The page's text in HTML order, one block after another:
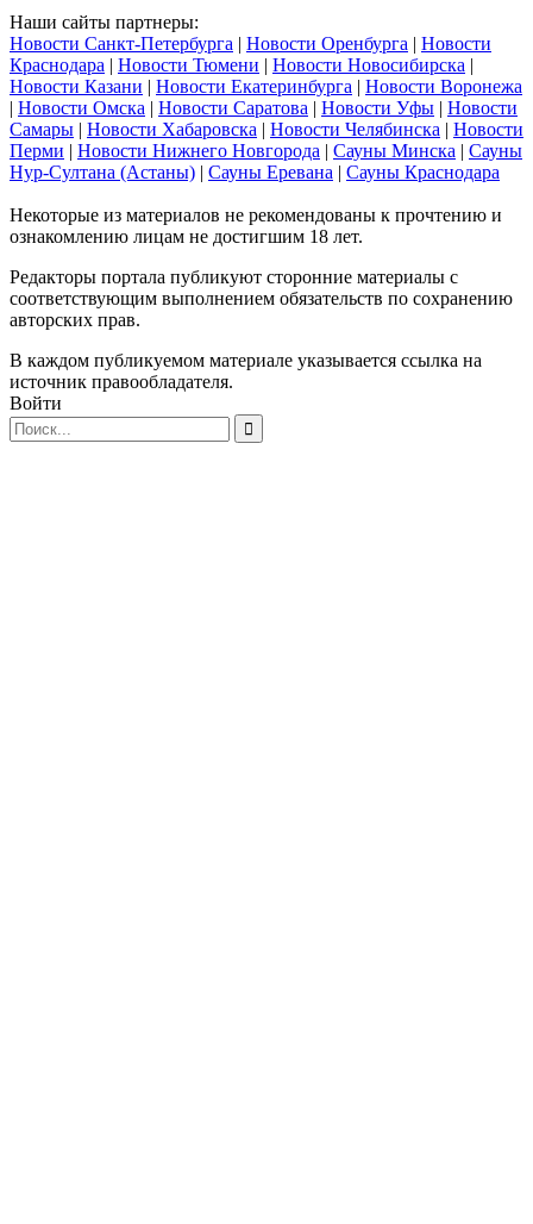
Наши сайты партнеры:
Новости Санкт-Петербурга | Новости Оренбурга | Новости
Краснодара | Новости Тюмени | Новости Новосибирска |
Новости Казани | Новости Екатеринбурга | Новости Воронежа
| Новости Омска | Новости Саратова | Новости Уфы | Новости
Самары | Новости Хабаровска | Новости Челябинска | Новости
Перми | Новости Нижнего Новгорода | Сауны Минска | Сауны
Нур-Султана (Астаны) | Сауны Еревана | Сауны Краснодара
Некоторые из материалов не рекомендованы к прочтению и
ознакомлению лицам не достигшим 18 лет.
Редакторы портала публикуют сторонние материалы с
соответствующим выполнением обязательств по сохранению
авторских прав.
В каждом публикуемом материале указывается ссылка на
источник правообладателя.
Войти